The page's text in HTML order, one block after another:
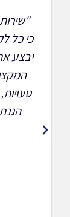
כי כל
יבצע